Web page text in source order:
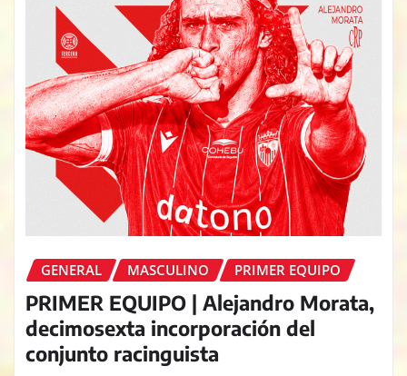
GENERAL MASCULINO PRIMER EQUIPO
PRIMER EQUIPO | Alejandro Morata,
decimosexta incorporación del
conjunto racinguista